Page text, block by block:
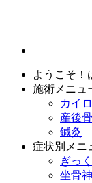
ようこそ！
施術メニュ
カイ
産後
鍼灸
症状別メニ
ぎっ
坐骨